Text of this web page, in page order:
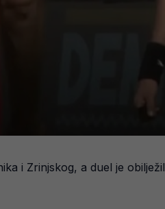
i Zrinjskog, a duel je